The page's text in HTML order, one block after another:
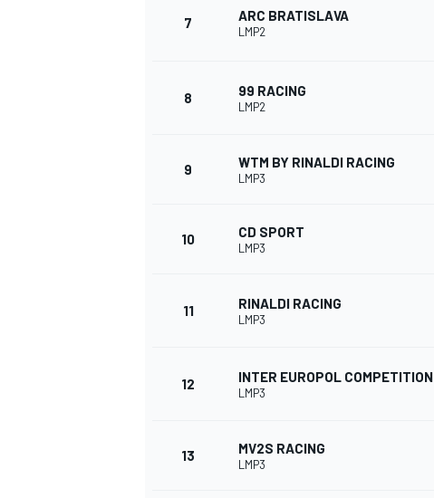
7 ARC BRATISLAVA
LMP2
8 99 RACING
LMP2
9 WTM BY RINALDI RACING
LMP3
10 CD SPORT
LMP3
11 RINALDI RACING
LMP3
12 INTER EUROPOL COMPETITION
LMP3
13 MV2S RACING
LMP3